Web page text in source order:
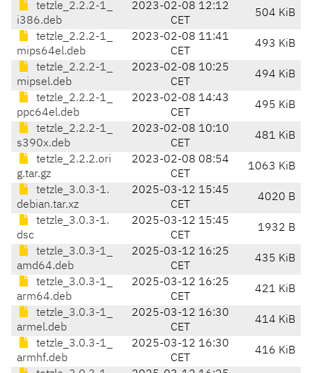
tetzle_2.2.2-1_
i386.deb
2023-02-08 12:12
CET
504 KiB
tetzle_2.2.2-1_
mips64el.deb
2023-02-08 11:41
CET
493 KiB
tetzle_2.2.2-1_
mipsel.deb
2023-02-08 10:25
CET
494 KiB
tetzle_2.2.2-1_
ppc64el.deb
2023-02-08 14:43
CET
495 KiB
tetzle_2.2.2-1_
s390x.deb
2023-02-08 10:10
CET
481 KiB
tetzle_2.2.2.ori
g.tar.gz
2023-02-08 08:54
CET
1063 KiB
tetzle_3.0.3-1.
debian.tar.xz
2025-03-12 15:45
CET
4020 B
tetzle_3.0.3-1.
dsc
2025-03-12 15:45
CET
1932 B
tetzle_3.0.3-1_
amd64.deb
2025-03-12 16:25
CET
435 KiB
tetzle_3.0.3-1_
arm64.deb
2025-03-12 16:25
CET
421 KiB
tetzle_3.0.3-1_
armel.deb
2025-03-12 16:30
CET
414 KiB
tetzle_3.0.3-1_
armhf.deb
2025-03-12 16:30
CET
416 KiB